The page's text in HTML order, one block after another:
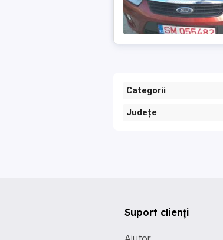
Categorii
Județe
Suport clienți